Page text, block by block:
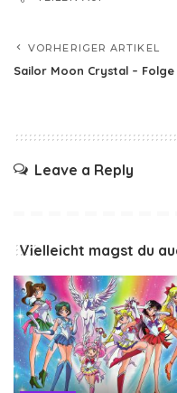
VORHERIGER ARTIKEL
Sailor Moon Crystal – Folge
Leave a Reply
Vielleicht magst du